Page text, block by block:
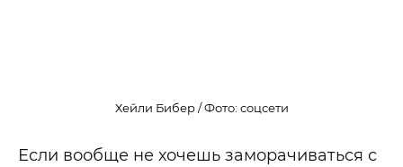
Хейли Бибер / Фото: соцсети
Если вообще не хочешь заморачиваться с